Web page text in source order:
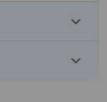
keyboard_arrow_down
keyboard_arrow_down